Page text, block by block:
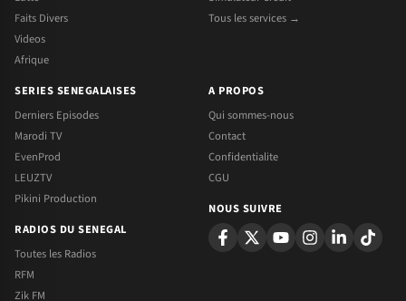
Faits Divers
Videos
Afrique
Tous les services →
SERIES SENEGALAISES
Derniers Episodes
Marodi TV
EvenProd
LEUZTV
Pikini Production
RADIOS DU SENEGAL
Toutes les Radios
RFM
Zik FM
A PROPOS
Qui sommes-nous
Contact
Confidentialite
CGU
NOUS SUIVRE